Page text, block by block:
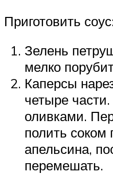
Приготовить
Зелень
мелко
Каперсы
четыре
оливками.
полить соком
апельсина,
перемешать.